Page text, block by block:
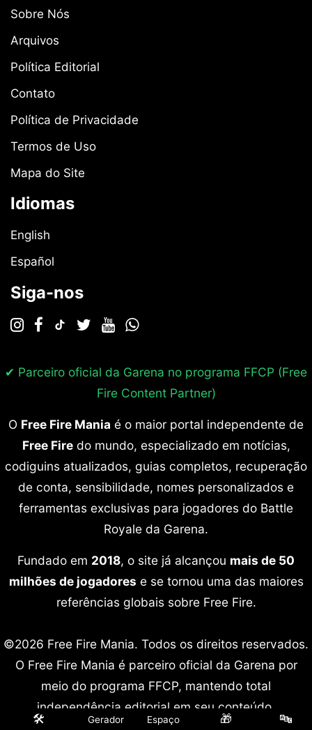
Sobre Nós
Arquivos
Política Editorial
Contato
Política de Privacidade
Termos de Uso
Mapa do Site
Idiomas
English
Español
Siga-nos
✔ Parceiro oficial da Garena no programa FFCP (Free
Fire Content Partner)
O Free Fire Mania é o maior portal independente de
Free Firedo mundo, especializado em notícias,
codiguins atualizados, guias completos, recuperação
de conta, sensibilidade, nomes personalizados e
ferramentas exclusivas para jogadores do Battle
Royale da Garena.
Fundado em 2018, o site já alcançou mais de 50
milhões de jogadores e se tornou uma das maiores
referências globais sobre Free Fire.
©2026 Free Fire Mania. Todos os direitos reservados.
O Free Fire Mania é parceiro oficial da Garena por
meio do programa FFCP, mantendo total
independência editorial em seu conteúdo.
🛠️ Gerador Espaço 🎁 🔤